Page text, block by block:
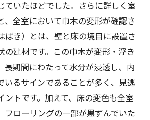
ていたほどでした。さらに詳しく室
、全室において巾木の変形が確認さ
ばき）とは、壁と床の境目に設置さ
の建材です。この巾木が変形・浮き
長期間にわたって水分が浸透し、内
いるサインであることが多く、見逃
ントです。加えて、床の変色も全室
フローリングの一部が黒ずんでいた